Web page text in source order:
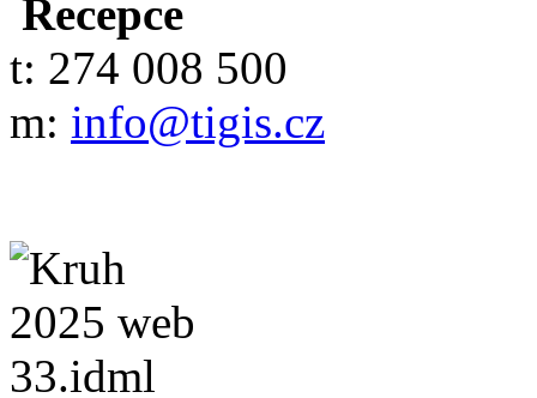
Recepce
t: 274 008 500
m: info@tigis.cz